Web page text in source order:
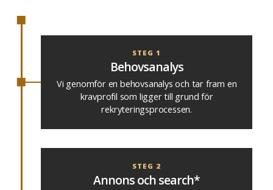
STEG 1
Behovsanalys
Vi genomför en behovsanalys och tar fram en
kravprofil som ligger till grund för
rekryteringsprocessen.
STEG 2
Annons och search*